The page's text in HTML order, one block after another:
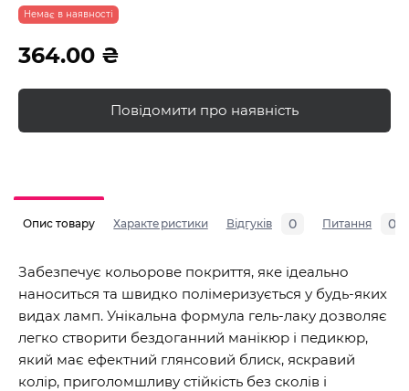
Немає в наявності
364.00 ₴
Повідомити про наявність
Опис товару Характеристики Відгуків 0 Питання 0
Забезпечує кольорове покриття, яке ідеально
наноситься та швидко полімеризується у будь-яких
видах ламп. Унікальна формула гель-лаку дозволяє
легко створити бездоганний манікюр і педикюр,
який має ефектний глянсовий блиск, яскравий
колір, приголомшливу стійкість без сколів і